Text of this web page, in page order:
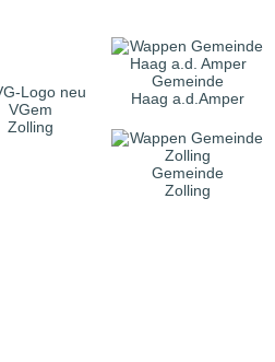
VGem
Zolling
Gemeinde
Haag a.d.Amper
Gemeinde
Zolling